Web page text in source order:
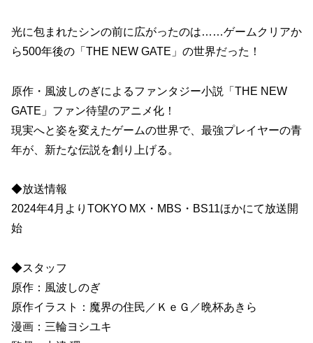
光に包まれたシンの前に広がったのは……ゲームクリアか
ら500年後の「THE NEW GATE」の世界だった！
原作・風波しのぎによるファンタジー小説「THE NEW
GATE」ファン待望のアニメ化！
現実へと姿を変えたゲームの世界で、最強プレイヤーの青
年が、新たな伝説を創り上げる。
◆放送情報
2024年4月よりTOKYO MX・MBS・BS11ほかにて放送開
始
◆スタッフ
原作：風波しのぎ
原作イラスト：魔界の住民／ＫｅＧ／晩杯あきら
漫画：三輪ヨシユキ